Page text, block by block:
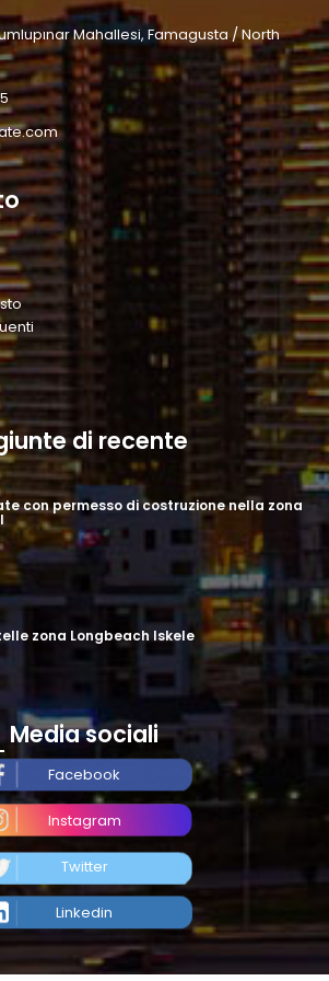
Mahallesi, Famagusta / North
di recente
con permesso di costruzione nella zona
zona Longbeach Iskele
Media sociali
Facebook
Instagram
Twitter
Linkedin